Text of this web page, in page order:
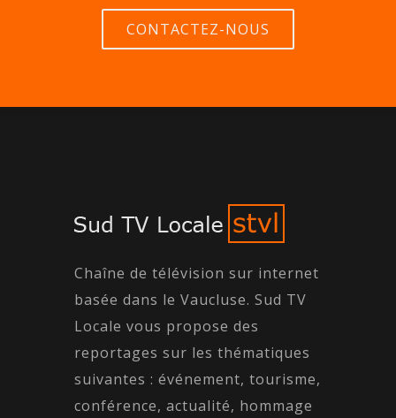
CONTACTEZ-NOUS
Chaîne de télévision sur internet
basée dans le Vaucluse. Sud TV
Locale vous propose des
reportages sur les thématiques
suivantes : événement, tourisme,
conférence, actualité, hommage